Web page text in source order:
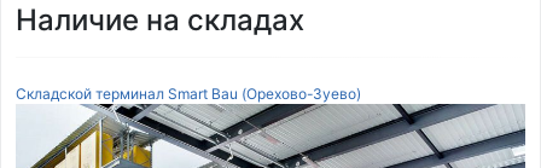
Наличие на складах
Складской терминал Smart Bau (Орехово-Зуево)